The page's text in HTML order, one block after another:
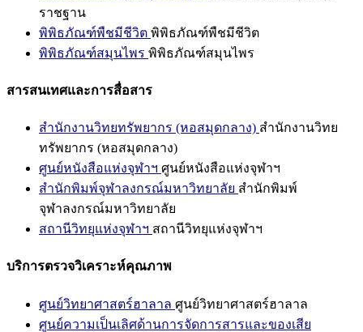
ราชฐาน
พิพิธภัณฑ์พืชมีชีวิต พิพิธภัณฑ์พืชมีชีวิต
พิพิธภัณฑ์สมุนไพร พิพิธภัณฑ์สมุนไพร
สารสนเทศและการสื่อสาร
สำนักงานวิทยทรัพยากร (หอสมุดกลาง) สำนักงานวิทย
ทรัพยากร (หอสมุดกลาง)
ศูนย์หนังสือแห่งจุฬาฯ ศูนย์หนังสือแห่งจุฬาฯ
สำนักพิมพ์จุฬาลงกรณ์มหาวิทยาลัย สำนักพิมพ์
จุฬาลงกรณ์มหาวิทยาลัย
สถานีวิทยุแห่งจุฬาฯ สถานีวิทยุแห่งจุฬาฯ
บริการตรวจวิเคราะห์คุณภาพ
ศูนย์วิทยาศาสตร์ฮาลาล ศูนย์วิทยาศาสตร์ฮาลาล
ศูนย์ความเป็นเลิศด้านการจัดการสารและของเสีย